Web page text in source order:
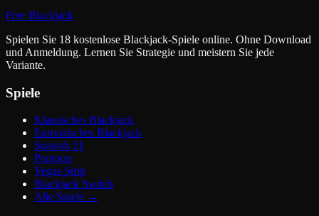
Free Blackjack
Spielen Sie 18 kostenlose Blackjack-Spiele online. Ohne Download
und Anmeldung. Lernen Sie Strategie und meistern Sie jede
Variante.
Spiele
Klassisches Blackjack
Europäisches Blackjack
Spanish 21
Pontoon
Vegas Strip
Blackjack Switch
Alle Spiele →